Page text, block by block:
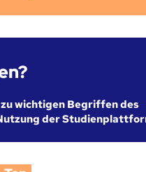
wichtigen Begriffen des
der